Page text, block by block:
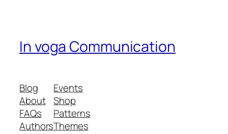
In voga Communication
Blog
About
FAQs
Authors
Events
Shop
Patterns
Themes